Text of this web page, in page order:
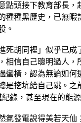
點頭接下教育部長，
種種黑歷史，已無暇
。
死胡同裡」似乎已成
相信自己聰明過人，
蠻橫，認為無論如何
是挖坑給自己跳。之
錄，甚至現在的能
氣發電說得美若天仙